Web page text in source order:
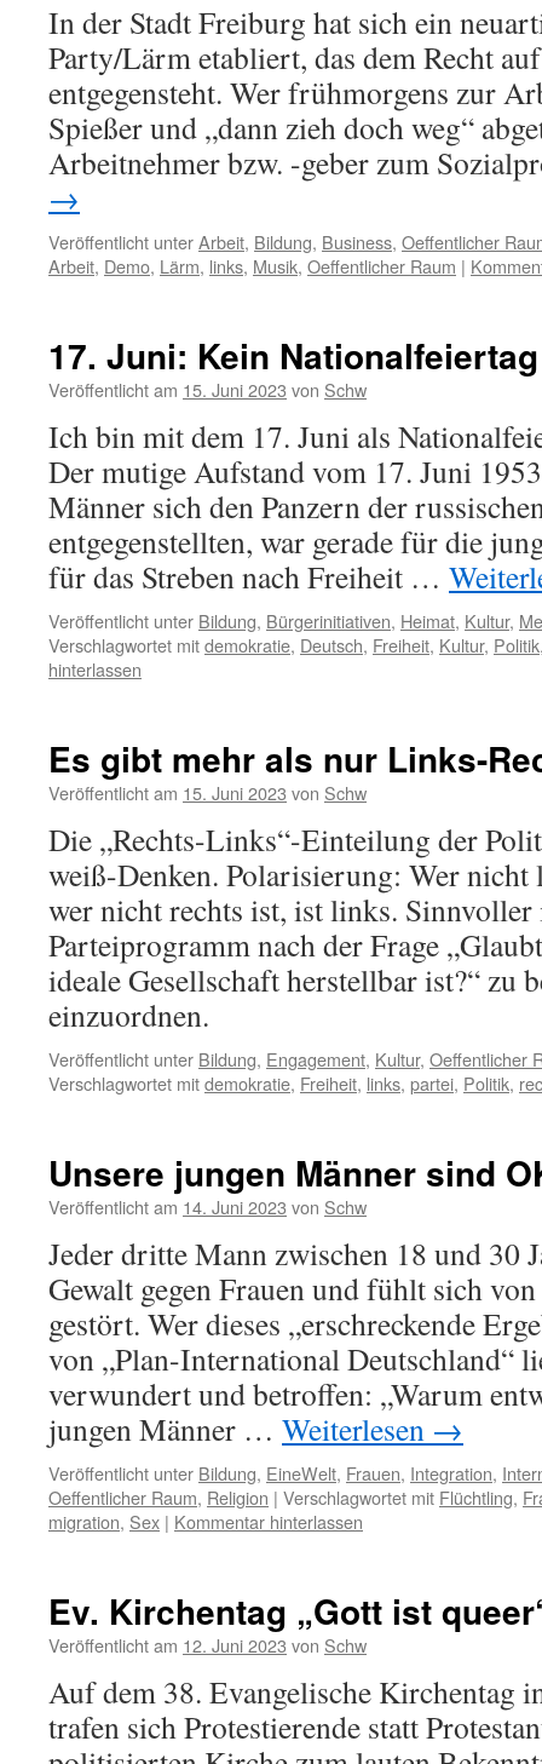
In der Stadt Freiburg hat sich ein
Party/Lärm etabliert, das dem Recht
entgegensteht. Wer frühmorgens zur
Spießer und „dann zieh doch weg“
Arbeitnehmer bzw. -geber zum
→
Veröffentlicht unterArbeit, Bildung, Business, Oeffentlicher
Arbeit, Demo, Lärm, links, Musik, Oeffentlicher Raum |
17. Juni: Kein Nationalfeiertag
Veröffentlicht am 15. Juni 2023 von Schw
Ich bin mit dem 17. Juni als
Der mutige Aufstand vom 17. Juni
Männer sich den Panzern der
entgegenstellten, war gerade für die
für das Streben nach Freiheit …
Veröffentlicht unter Bildung, Bürgerinitiativen, Heimat, Kultur,
Verschlagwortet mitdemokratie, Deutsch, Freiheit, Kultur, Politik
hinterlassen
Es gibt mehr als nur Links-
Veröffentlicht am 15. Juni 2023 von Schw
Die „Rechts-Links“-Einteilung der
weiß-Denken. Polarisierung: Wer nicht
wer nicht rechts ist, ist links. Sinnvoller
Parteiprogramm nach der Frage
ideale Gesellschaft herstellbar ist?“ zu
einzuordnen.
Veröffentlicht unter Bildung, Engagement, Kultur, Oeffentlicher
Verschlagwortet mitdemokratie, Freiheit, links, partei, Politik,
Unsere jungen Männer sind
Veröffentlicht am 14. Juni 2023 von Schw
Jeder dritte Mann zwischen 18 und 30
Gewalt gegen Frauen und fühlt sich
gestört. Wer dieses „erschreckende
von „Plan-International Deutschland“
verwundert und betroffen: „Warum
jungen Männer … Weiterlesen →
Veröffentlicht unter Bildung, EineWelt, Frauen, Integration,
Oeffentlicher Raum, Religion | Verschlagwortet mit Flüchtling,
migration, Sex | Kommentar hinterlassen
Ev. Kirchentag „Gott ist
Veröffentlicht am 12. Juni 2023 von Schw
Auf dem 38. Evangelische Kirchentag
trafen sich Protestierende statt